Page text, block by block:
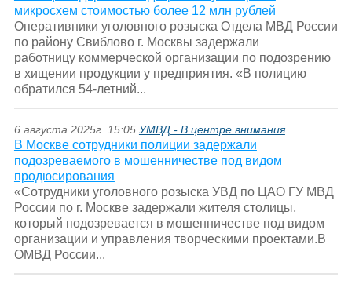
микросхем стоимостью более 12 млн рублей
Оперативники уголовного розыска Отдела МВД России
по району Свиблово г. Москвы задержали
работницу коммерческой организации по подозрению
в хищении продукции у предприятия. «В полицию
обратился 54-летний...
6 августа 2025г. 15:05 УМВД - В центре внимания
В Москве сотрудники полиции задержали
подозреваемого в мошенничестве под видом
продюсирования
«Сотрудники уголовного розыска УВД по ЦАО ГУ МВД
России по г. Москве задержали жителя столицы,
который подозревается в мошенничестве под видом
организации и управления творческими проектами.В
ОМВД России...